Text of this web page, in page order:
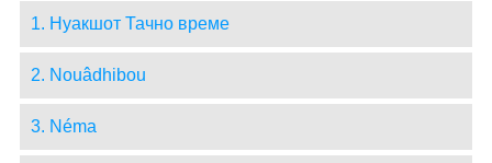
1. Нуакшот Тачно време
2. Nouâdhibou
3. Néma